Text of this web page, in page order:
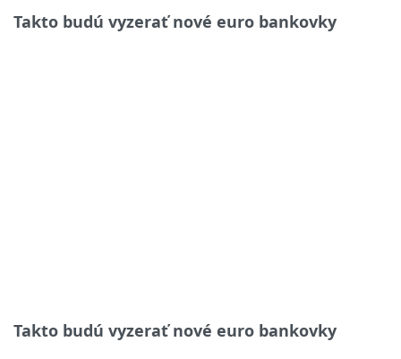
Takto budú vyzerať nové euro bankovky
Takto budú vyzerať nové euro bankovky